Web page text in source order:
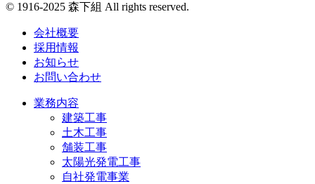
© 1916-2025 森下組 All rights reserved.
会社概要
採用情報
お知らせ
お問い合わせ
業務内容
建築工事
土木工事
舗装工事
太陽光発電工事
自社発電事業